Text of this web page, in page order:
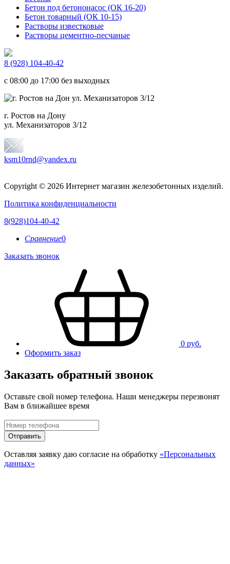
Бетон под бетононасос (ОК 16-20)
Бетон товарный (ОК 10-15)
Растворы известковые
Растворы цементно-песчаные
8 (928) 104-40-42
c 08:00 до 17:00 без выходных
г. Ростов на Дону
ул. Механизаторов 3/12
ksm10rnd@yandex.ru
Copyright © 2026 Интернет магазин железобетонных изделий.
Политика конфиденциальности
8(928)104-40-42
Сравнение0
Заказать звонок
0 руб.
Оформить заказ
Заказать обратный звонок
Оставьте свой номер телефона. Наши менеджеры перезвонят
Вам в ближайшее время
Отправить
Оставляя заявку даю согласие на обработку «Персональных
данных»